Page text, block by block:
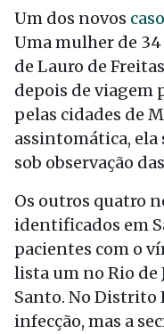
Um dos novos
Uma mulher de
de Lauro de
depois de viagem
pelas cidades de
assintomática, ela
sob observação
Os outros quatro
identificados em
pacientes com o
lista um no Rio de
Santo. No Distrito
infecção, mas a